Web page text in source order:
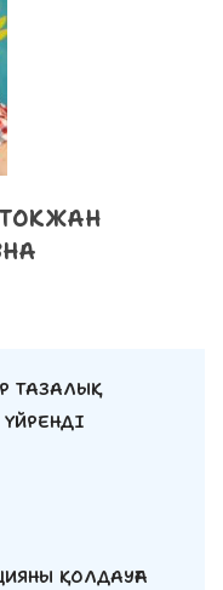
ТАЗАЛЫҚ
ҚОЛДАУҒА